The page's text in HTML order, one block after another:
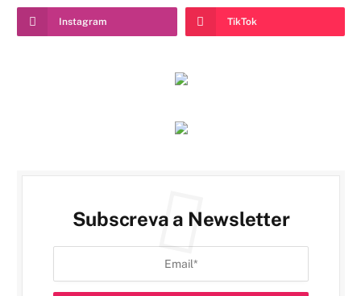
Instagram TikTok
Subscreva a Newsletter